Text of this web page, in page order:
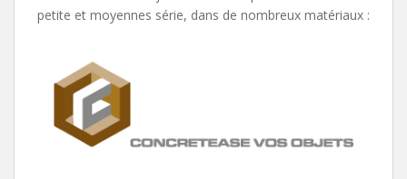
petite et moyennes série, dans de nombreux matériaux :